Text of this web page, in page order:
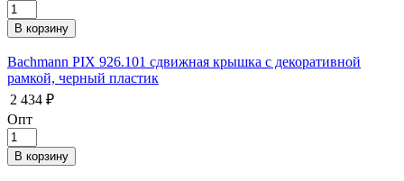
Bachmann PIX 926.101 сдвижная крышка с декоративной
рамкой, черный пластик
2 434 ₽
Опт